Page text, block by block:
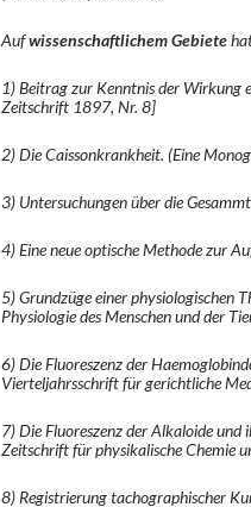
Aufwissenschaftlichem Gebiete
1) Beitrag zur Kenntnis der Wirkung
Zeitschrift 1897, Nr. 8]
2) Die Caissonkrankheit. (Eine
3) Untersuchungen über die
4) Eine neue optische Methode zur
5) Grundzüge einer physiologischen
Physiologie des Menschen und der
6) Die Fluoreszenz der
Vierteljahrsschrift für gerichtliche
7) Die Fluoreszenz der Alkaloide
Zeitschrift für physikalische Chemie
8) Registrierung tachographischer